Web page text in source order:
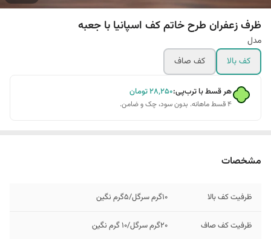
ظرف زعفران طرح خاتم کف اسپانیا با جعبه
مدل
کف بالا
کف صاف
هر قسط با ترب‌پی:۲۸٬۲۵۰تومان
۴ قسط ماهانه. بدون سود، چک و ضامن.
مشخصات
ظرفیت کف بالا 10گرم سرگل/5گرم نگین
ظرفیت کف صاف 20گرم سرگل/10 گرم نگین